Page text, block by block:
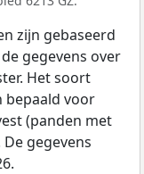
zijn gebaseerd
gegevens over
Het soort
bepaald voor
(panden met
gegevens